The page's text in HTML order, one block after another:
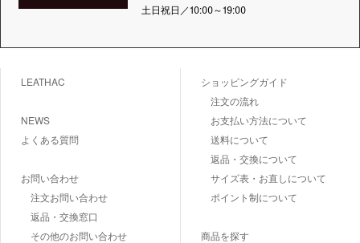
土日祝日／10:00～19:00
LEATHAC
NEWS
よくある質問
お問い合わせ
注文お問い合わせ
返品・交換窓口
その他のお問い合わせ
ショッピングガイド
注文の流れ
お支払い方法について
送料について
返品・交換について
サイズ表・お直しについて
ポイント制について
商品を探す